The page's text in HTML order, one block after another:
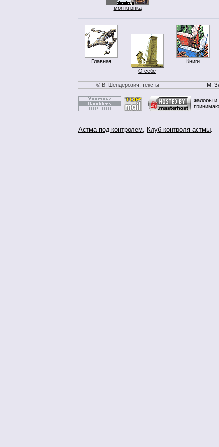
моя кнопка
Главная
О себе
Книги
© В. Шендерович, тексты М.
жалобы и
Астма под контролем, Клуб контроля астмы.